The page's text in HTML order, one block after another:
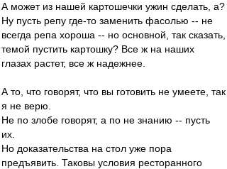
А может из нашей картошечки ужин сделать, а?
Ну пусть репу где-то заменить фасолью -- не
всегда репа хороша -- но основной, так сказать,
темой пустить картошку? Все ж на наших
глазах растет, все ж надежнее.
А то, что говорят, что вы готовить не умеете, так
я не верю.
Не по злобе говорят, а по не знанию -- пусть
их.
Но доказательства на стол уже пора
предъявить. Таковы условия ресторанного